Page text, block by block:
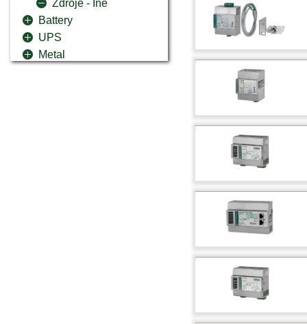
Zdroje - Iné
Battery
UPS
Metal